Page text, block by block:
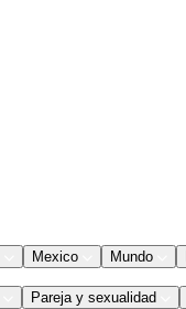
Mexico Mundo
Pareja y sexualidad